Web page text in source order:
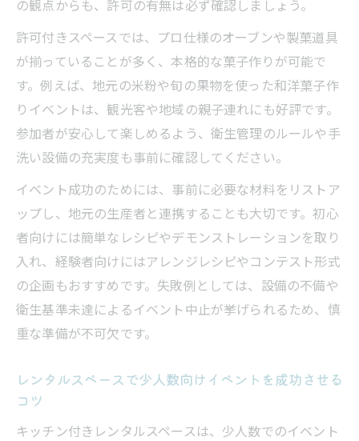
の観点からも、許可の有無は必ず確認しましょう。
許可付きスペースでは、プロ仕様のオーブンや製菓道具
が揃っていることが多く、本格的な菓子作りが可能で
す。例えば、地元の米粉や旬の果物を使った和洋菓子作
りイベントは、観光客や地域の親子連れにも好評です。
参加者が安心して楽しめるよう、衛生管理のルールや手
洗い設備の充実度も事前に確認してください。
イベント成功のためには、事前に必要な材料をリストア
ップし、地元の生産者と連携することも大切です。初心
者向けには簡単なレシピやデモンストレーションを取り
入れ、経験者向けにはアレンジレシピやコンテスト形式
の企画もおすすめです。失敗例としては、設備の不備や
衛生基準未達によるイベント中止が挙げられるため、慎
重な準備が不可欠です。
レンタルスペースで少人数向けイベントを成功させる
コツ
キッチン付きレンタルスペースは、少人数でのイベント